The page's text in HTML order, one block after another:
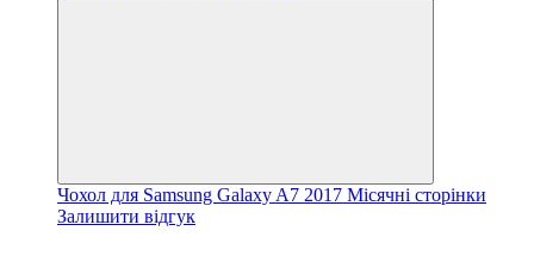
Чохол для Samsung Galaxy A7 2017 Місячні сторінки
Залишити відгук